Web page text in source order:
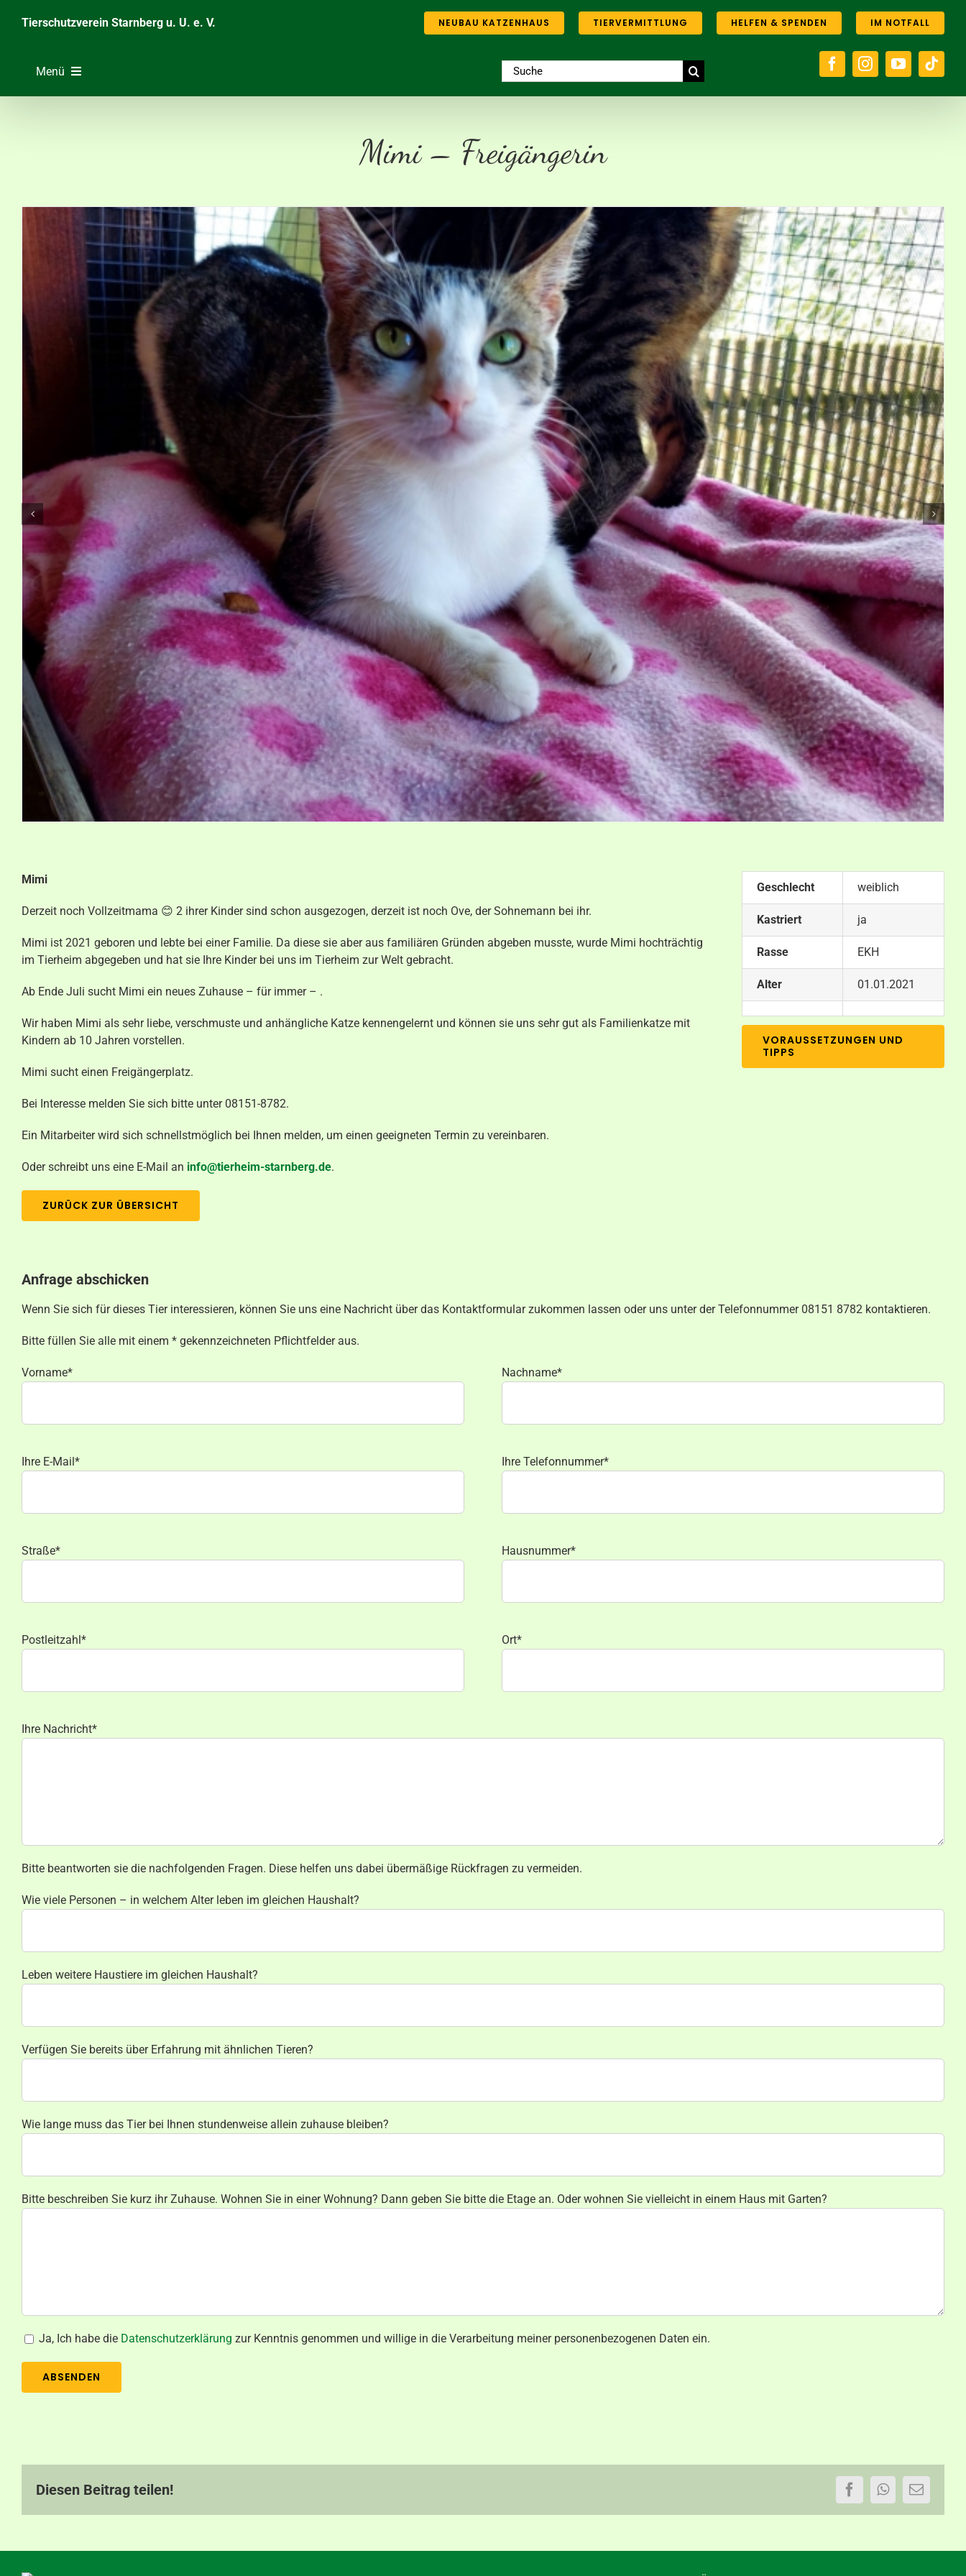
InhaltTierschutzverein Starnberg u. U. e. V. NEUBAU KATZENHAUS TIERVERMITTLUNG HELFEN & SPENDEN IM NOTFALL
Menü
Ratgeber & Service
Aktuelles
Suche
nach:
Mimi – Freigängerin
Mimi
Derzeit noch Vollzeitmama 😊 2 ihrer Kinder sind schon ausgezogen, derzeit ist noch Ove, der Sohnemann bei ihr.
Mimi ist 2021 geboren und lebte bei einer Familie. Da diese sie aber aus familiären Gründen abgeben musste, wurde Mimi hochträchtig
im Tierheim abgegeben und hat sie Ihre Kinder bei uns im Tierheim zur Welt gebracht.
Ab Ende Juli sucht Mimi ein neues Zuhause – für immer – .
Wir haben Mimi als sehr liebe, verschmuste und anhängliche Katze kennengelernt und können sie uns sehr gut als Familienkatze mit
Kindern ab 10 Jahren vorstellen.
Mimi sucht einen Freigängerplatz.
Bei Interesse melden Sie sich bitte unter 08151-8782.
Ein Mitarbeiter wird sich schnellstmöglich bei Ihnen melden, um einen geeigneten Termin zu vereinbaren.
Oder schreibt uns eine E-Mail an info@tierheim-starnberg.de.
ZURÜCK ZUR ÜBERSICHT
Geschlecht weiblich
Kastriert ja
Rasse EKH
Alter 01.01.2021
VORAUSSETZUNGEN UND
TIPPS
Anfrage abschicken
Wenn Sie sich für dieses Tier interessieren, können Sie uns eine Nachricht über das Kontaktformular zukommen lassen oder uns unter der Telefonnummer 08151 8782 kontaktieren.
Bitte füllen Sie alle mit einem * gekennzeichneten Pflichtfelder aus.
Vorname* Nachname*
Ihre E-Mail* Ihre Telefonnummer*
Straße* Hausnummer*
Postleitzahl* Ort*
Ihre Nachricht*
Bitte beantworten sie die nachfolgenden Fragen. Diese helfen uns dabei übermäßige Rückfragen zu vermeiden.
Wie viele Personen – in welchem Alter leben im gleichen Haushalt?
Leben weitere Haustiere im gleichen Haushalt?
Verfügen Sie bereits über Erfahrung mit ähnlichen Tieren?
Wie lange muss das Tier bei Ihnen stundenweise allein zuhause bleiben?
Bitte beschreiben Sie kurz ihr Zuhause. Wohnen Sie in einer Wohnung? Dann geben Sie bitte die Etage an. Oder wohnen Sie vielleicht in einem Haus mit Garten?
Ja, Ich habe die Datenschutzerklärung zur Kenntnis genommen und willige in die Verarbeitung meiner personenbezogenen Daten ein.
Diesen Beitrag teilen! FacebookWhatsApp
E-